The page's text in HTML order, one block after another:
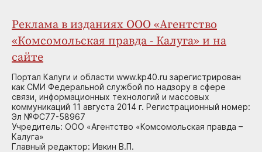
Реклама в изданиях ООО «Агентство
«Комсомольская правда - Калуга» и на
сайте
Портал Калуги и области www.kp40.ru зарегистрирован
как СМИ Федеральной службой по надзору в сфере
связи, информационных технологий и массовых
коммуникаций 11 августа 2014 г. Регистрационный номер:
Эл №ФС77-58967
Учредитель: ООО «Агентство «Комсомольская правда –
Калуга»
Главный редактор: Ивкин В.П.